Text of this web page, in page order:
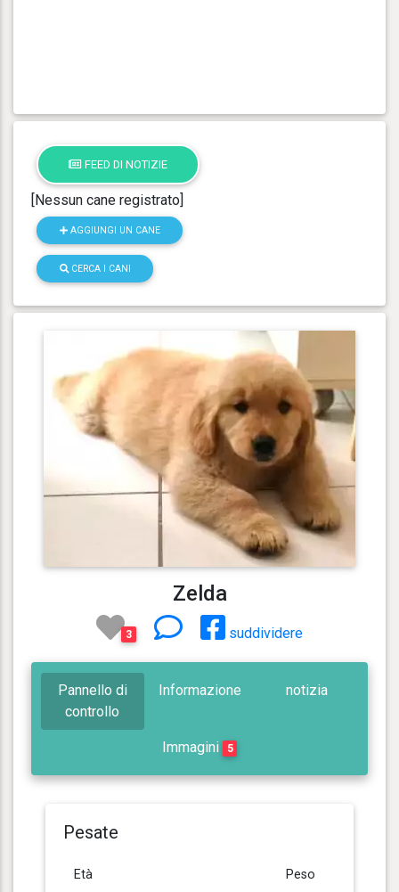
FEED DI NOTIZIE
[Nessun cane registrato]
AGGIUNGI UN CANE
CERCA I CANI
Zelda
3 suddividere
Pannello di
controllo
Informazione notizia
Immagini 5
Pesate
Età Peso